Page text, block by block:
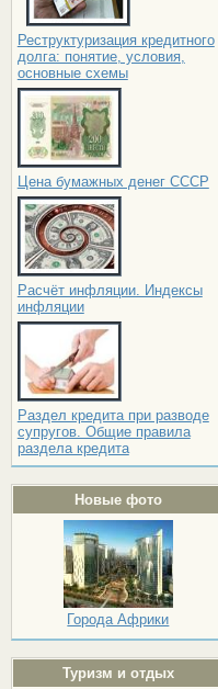
Реструктуризация кредитного
долга: понятие, условия,
основные схемы
Цена бумажных денег СССР
Расчёт инфляции. Индексы
инфляции
Раздел кредита при разводе
супругов. Общие правила
раздела кредита
Новые фото
Города Африки
Туризм и отдых